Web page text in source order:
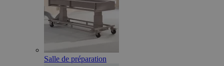
Salle de préparation